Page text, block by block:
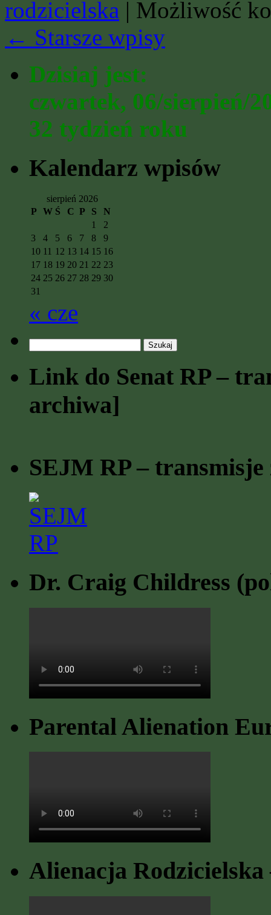
rodzicielska | Możliwość
← Starsze wpisy
Dzisiaj jest:
czwartek, 06/sierpień/
32 tydzień roku
Kalendarz wpisów
sierpień 2026
P W Ś C P S
N
1
2
3
4 5 6 7 8
9
10 11 12 13 14 15 16
17 18 19 20 21 22 23
24 25 26 27 28 29 30
31
« cze
Link do Senat RP –
archiwa]
SEJM RP –
Dr. Craig Childress
Parental Alienation
Alienacja Rodzicielska